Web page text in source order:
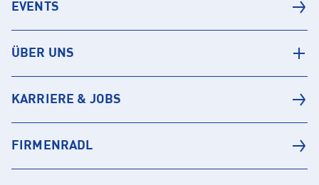
EVENTS
ÜBER UNS
KARRIERE & JOBS
FIRMENRADL